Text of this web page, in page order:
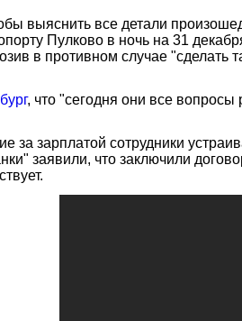
выяснить все детали
Пулково в ночь на 31
в противном случае
, что "сегодня они все
за зарплатой сотрудники
заявили, что заключили